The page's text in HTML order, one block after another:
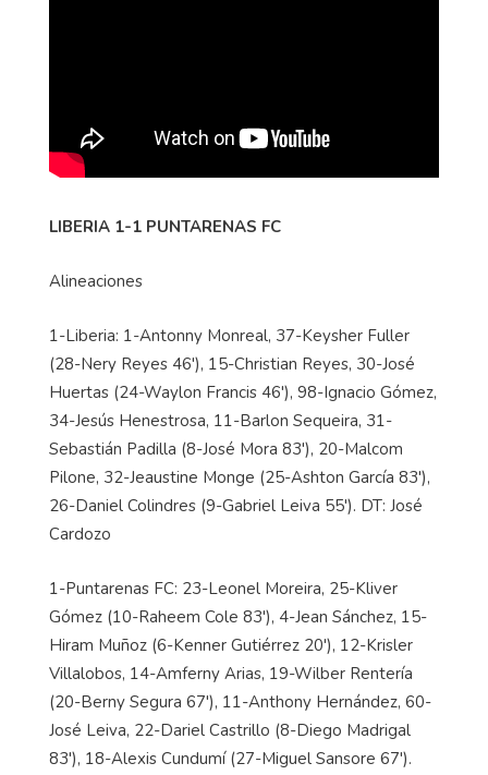
LIBERIA 1-1 PUNTARENAS FC
Alineaciones
1-Liberia: 1-Antonny Monreal, 37-Keysher Fuller
(28-Nery Reyes 46'), 15-Christian Reyes, 30-José
Huertas (24-Waylon Francis 46'), 98-Ignacio Gómez,
34-Jesús Henestrosa, 11-Barlon Sequeira, 31-
Sebastián Padilla (8-José Mora 83'), 20-Malcom
Pilone, 32-Jeaustine Monge (25-Ashton García 83'),
26-Daniel Colindres (9-Gabriel Leiva 55'). DT: José
Cardozo
1-Puntarenas FC: 23-Leonel Moreira, 25-Kliver
Gómez (10-Raheem Cole 83'), 4-Jean Sánchez, 15-
Hiram Muñoz (6-Kenner Gutiérrez 20'), 12-Krisler
Villalobos, 14-Amferny Arias, 19-Wilber Rentería
(20-Berny Segura 67'), 11-Anthony Hernández, 60-
José Leiva, 22-Dariel Castrillo (8-Diego Madrigal
83'), 18-Alexis Cundumí (27-Miguel Sansore 67').